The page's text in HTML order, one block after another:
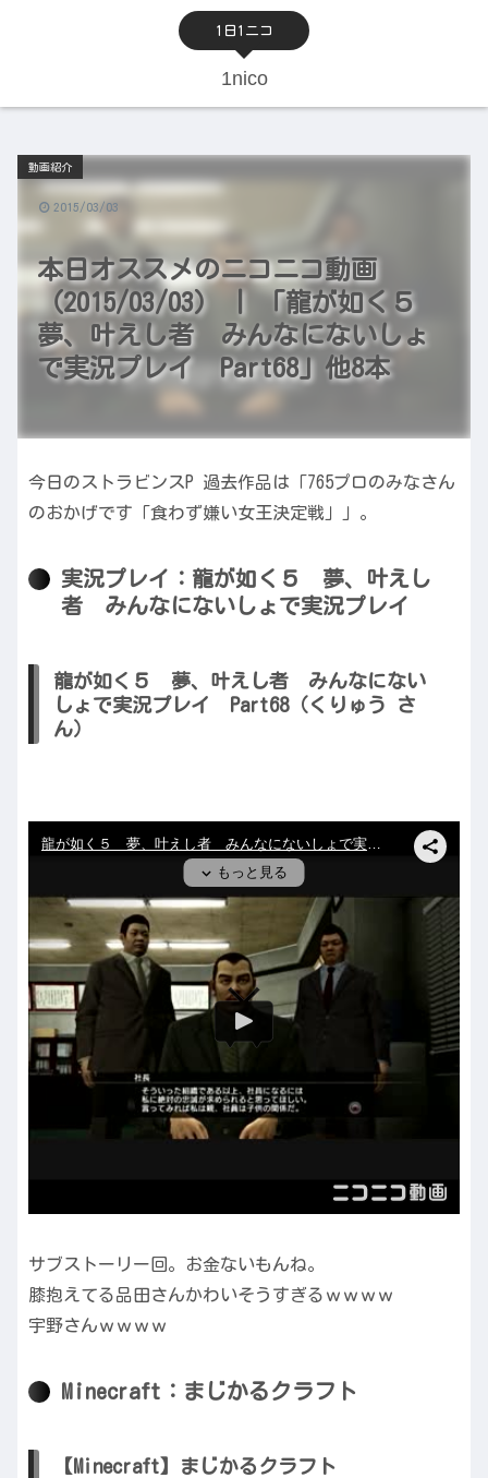
1日1ニコ
1nico
本日オススメのニコニコ動画
（2015/03/03） | 「龍が如く５
夢、叶えし者 みんなにないしょ
で実況プレイ Part68」他8本
動画紹介
2015/03/03
今日のストラビンスP 過去作品は「765プロのみなさん
のおかげです「食わず嫌い女王決定戦」」。
実況プレイ：龍が如く５ 夢、叶えし
者 みんなにないしょで実況プレイ
龍が如く５ 夢、叶えし者 みんなにない
しょで実況プレイ Part68（くりゅう さ
ん）
サブストーリー回。お金ないもんね。
膝抱えてる品田さんかわいそうすぎるｗｗｗｗ
宇野さんｗｗｗｗ
Minecraft：まじかるクラフト
【Minecraft】まじかるクラフト